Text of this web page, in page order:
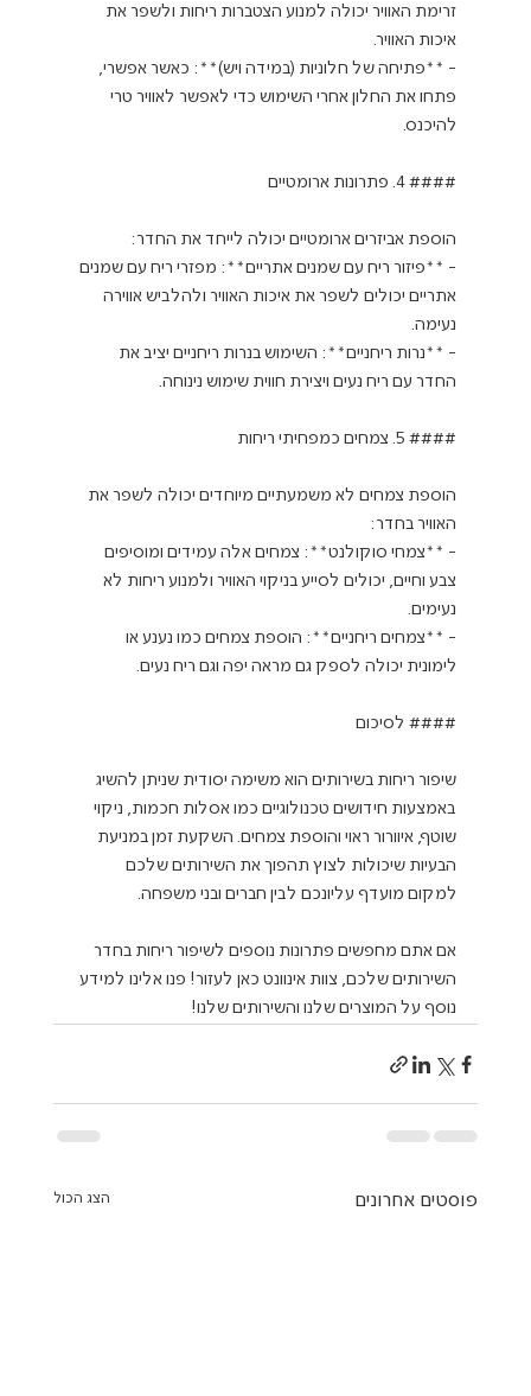
זרימת האוויר יכולה למנוע הצטברות ריחות ולשפר את
איכות האוויר.
- **פתיחה של חלוניות (במידה ויש)**: כאשר אפשרי,
פתחו את החלון אחרי השימוש כדי לאפשר לאוויר טרי
להיכנס.
#### 4. פתרונות ארומטיים
- **פיזור ריח עם שמנים אתריים**: מפזרי ריח עם שמנים
אתריים יכולים לשפר את איכות האוויר ולהלביש אווירה
נעימה.
- **נרות ריחניים**: השימוש בנרות ריחניים יציב את
החדר עם ריח נעים ויצירת חווית שימוש נינוחה.
הוספת צמחים לא משמעתיים מיוחדים יכולה לשפר את
- **צמחי סוקולנט**: צמחים אלה עמידים ומוסיפים
צבע וחיים, יכולים לסייע בניקוי האוויר ולמנוע ריחות לא
נעימים.
- **צמחים ריחניים**: הוספת צמחים כמו נענע או
לימונית יכולה לספק גם מראה יפה וגם ריח נעים.
#### לסיכום
שיפור ריחות בשירותים הוא משימה יסודית שניתן להשיג
באמצעות חידושים טכנולוגיים כמו אסלות חכמות, ניקוי
שוטף, איוורור ראוי והוספת צמחים. השקעת זמן במניעת
הבעיות שיכולות לצוץ תהפוך את השירותים שלכם
למקום מועדף עליונכם לבין חברים ובני משפחה.
אם אתם מחפשים פתרונות נוספים לשיפור ריחות בחדר
השירותים שלכם, צוות אינוונט כאן לעזור! פנו אלינו למידע
נוסף על המוצרים שלנו והשירותים שלנו!
פוסטים אחרונים הצג הכול